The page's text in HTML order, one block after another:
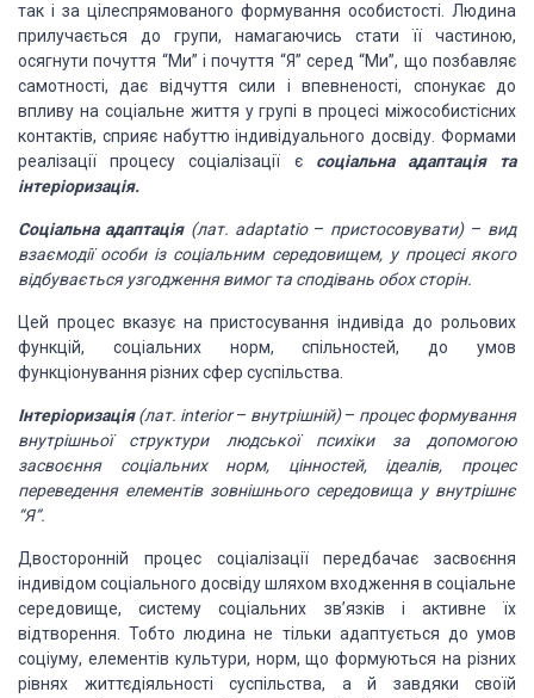
так і за цілеспрямованого формування особистості. Людина
прилучається до групи, намагаючись стати її частиною,
осягнути почуття “Ми” і почуття “Я” серед “Ми”, що позбавляє
самотності, дає відчуття сили і впевненості, спонукає до
впливу на соціальне життя у групі в процесі міжособистісних
контактів, сприяє набуттю індивідуального досвіду. Формами
реалізації процесу соціалізації є соціальна адаптація та
інтеріоризація.
Соціальна адаптація (лат. adaptatio – пристосовувати) – вид
взаємодії особи із соціальним середовищем, у процесіякого
відбувається узгодження вимог та сподівань обох сторін.
Цей процес вказує на пристосування індивіда до рольових
функцій, соціальних норм, спільностей, до умов
функціонування різних сфер суспільства.
Інтеріоризація (лат. interior– внутрішній)– процес формування
внутрішньої структури людської психіки за допомогою
засвоєння соціальних норм, цінностей,ідеалів, процес
переведення елементів зовнішнього середовища у внутрішнє
“Я”.
Двосторонній процес соціалізації передбачає засвоєння
індивідом соціального досвіду шляхом входження в соціальне
середовище, систему соціальних зв’язків і активне їх
відтворення. Тобто людина не тільки адаптується до умов
соціуму, елементів культури, норм, що формуються на різних
рівнях життєдіяльності суспільства, а й завдяки своїй